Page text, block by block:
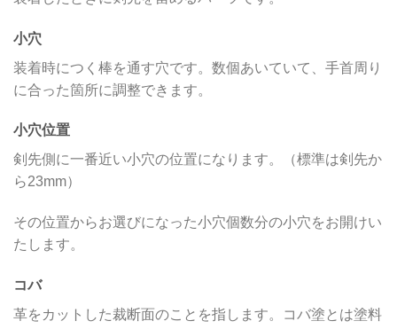
小穴
装着時につく棒を通す穴です。数個あいていて、手首周り
に合った箇所に調整できます。
小穴位置
剣先側に一番近い小穴の位置になります。（標準は剣先か
ら23mm）
その位置からお選びになった小穴個数分の小穴をお開けい
たします。
コバ
革をカットした裁断面のことを指します。コバ塗とは塗料